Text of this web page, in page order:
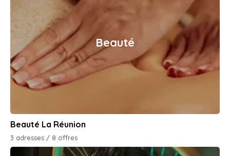
Beauté
Beauté La Réunion
3 adresses / 8 offres